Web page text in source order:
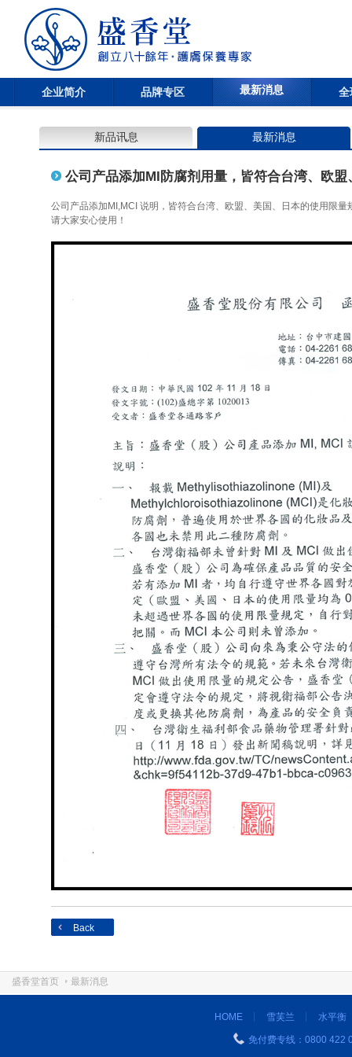
企业简介 品牌专区 最新消息 全
新品讯息 最新消息
公司产品添加MI防腐剂用量，皆符合台湾、欧
公司产品添加MI,MCI 说明，皆符合台湾、欧盟、美国、日本的使用限量
请大家安心使用！
Back
盛香堂首页 最新消息
HOME 雪芙兰 水平衡
免付费专线：0800 422